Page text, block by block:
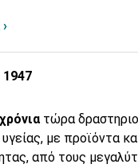
τώρα
με προϊόντα
από τους